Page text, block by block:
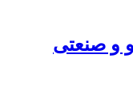
و صنعتی